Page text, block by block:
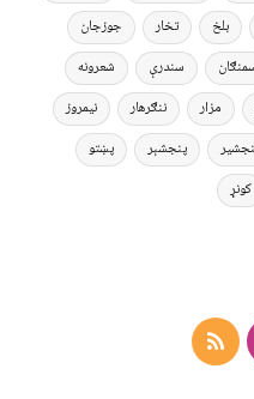
بلخ تخار
جوزجان
سندرې
شعرونه
مزار ننګرهار
نیمروز
پنجشېر
پښتو
کونړ
RSS